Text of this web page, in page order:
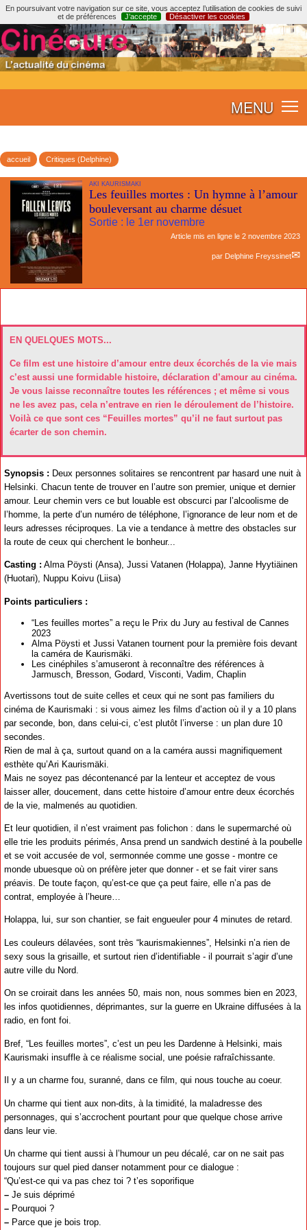
En poursuivant votre navigation sur ce site, vous acceptez l’utilisation de cookies de suivi
et de préférences
J’accepte Désactiver les cookies
MENU
accueil Critiques (Delphine)
AKI KAURISMAKI
Les feuilles mortes : Un hymne à l’amour
bouleversant au charme désuet
Sortie : le 1er novembre
Article mis en ligne le 2 novembre 2023
par Delphine Freyssinet
EN QUELQUES MOTS...
Ce film est une histoire d’amour entre deux écorchés de la vie mais
c’est aussi une formidable histoire, déclaration d’amour au cinéma.
Je vous laisse reconnaître toutes les références ; et même si vous
ne les avez pas, cela n’entrave en rien le déroulement de l’histoire.
Voilà ce que sont ces “Feuilles mortes” qu’il ne faut surtout pas
écarter de son chemin.
Synopsis : Deux personnes solitaires se rencontrent par hasard une nuit à
Helsinki. Chacun tente de trouver en l’autre son premier, unique et dernier
amour. Leur chemin vers ce but louable est obscurci par l’alcoolisme de
l’homme, la perte d’un numéro de téléphone, l’ignorance de leur nom et de
leurs adresses réciproques. La vie a tendance à mettre des obstacles sur
la route de ceux qui cherchent le bonheur...
Casting : Alma Pöysti (Ansa), Jussi Vatanen (Holappa), Janne Hyytiäinen
(Huotari), Nuppu Koivu (Liisa)
Points particuliers :
“Les feuilles mortes” a reçu le Prix du Jury au festival de Cannes
2023
Alma Pöysti et Jussi Vatanen tournent pour la première fois devant
la caméra de Kaurismäki.
Les cinéphiles s’amuseront à reconnaître des références à
Jarmusch, Bresson, Godard, Visconti, Vadim, Chaplin
Avertissons tout de suite celles et ceux qui ne sont pas familiers du
cinéma de Kaurismaki : si vous aimez les films d’action où il y a 10 plans
par seconde, bon, dans celui-ci, c’est plutôt l’inverse : un plan dure 10
secondes.
Rien de mal à ça, surtout quand on a la caméra aussi magnifiquement
esthète qu’Ari Kaurismäki.
Mais ne soyez pas décontenancé par la lenteur et acceptez de vous
laisser aller, doucement, dans cette histoire d’amour entre deux écorchés
de la vie, malmenés au quotidien.
Et leur quotidien, il n’est vraiment pas folichon : dans le supermarché où
elle trie les produits périmés, Ansa prend un sandwich destiné à la poubelle
et se voit accusée de vol, sermonnée comme une gosse - montre ce
monde ubuesque où on préfère jeter que donner - et se fait virer sans
préavis. De toute façon, qu’est-ce que ça peut faire, elle n’a pas de
contrat, employée à l’heure…
Holappa, lui, sur son chantier, se fait engueuler pour 4 minutes de retard.
Les couleurs délavées, sont très “kaurismakiennes”, Helsinki n’a rien de
sexy sous la grisaille, et surtout rien d’identifiable - il pourrait s’agir d’une
autre ville du Nord.
On se croirait dans les années 50, mais non, nous sommes bien en 2023,
les infos quotidiennes, déprimantes, sur la guerre en Ukraine diffusées à la
radio, en font foi.
Bref, “Les feuilles mortes”, c’est un peu les Dardenne à Helsinki, mais
Kaurismaki insuffle à ce réalisme social, une poésie rafraîchissante.
Il y a un charme fou, suranné, dans ce film, qui nous touche au coeur.
Un charme qui tient aux non-dits, à la timidité, la maladresse des
personnages, qui s’accrochent pourtant pour que quelque chose arrive
dans leur vie.
Un charme qui tient aussi à l’humour un peu décalé, car on ne sait pas
toujours sur quel pied danser notamment pour ce dialogue :
“Qu’est-ce qui va pas chez toi ? t’es soporifique
– Je suis déprimé
– Pourquoi ?
– Parce que je bois trop.